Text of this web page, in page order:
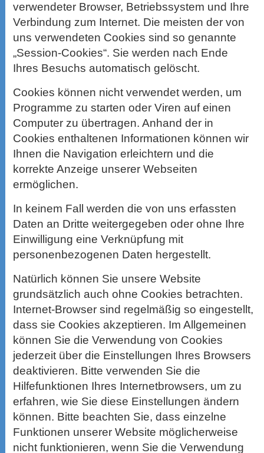
verwendeter Browser, Betriebssystem und Ihre
Verbindung zum Internet. Die meisten der von
uns verwendeten Cookies sind so genannte
„Session-Cookies“. Sie werden nach Ende
Ihres Besuchs automatisch gelöscht.
Cookies können nicht verwendet werden, um
Programme zu starten oder Viren auf einen
Computer zu übertragen. Anhand der in
Cookies enthaltenen Informationen können wir
Ihnen die Navigation erleichtern und die
korrekte Anzeige unserer Webseiten
ermöglichen.
In keinem Fall werden die von uns erfassten
Daten an Dritte weitergegeben oder ohne Ihre
Einwilligung eine Verknüpfung mit
personenbezogenen Daten hergestellt.
Natürlich können Sie unsere Website
grundsätzlich auch ohne Cookies betrachten.
Internet-Browser sind regelmäßig so eingestellt,
dass sie Cookies akzeptieren. Im Allgemeinen
können Sie die Verwendung von Cookies
jederzeit über die Einstellungen Ihres Browsers
deaktivieren. Bitte verwenden Sie die
Hilfefunktionen Ihres Internetbrowsers, um zu
erfahren, wie Sie diese Einstellungen ändern
können. Bitte beachten Sie, dass einzelne
Funktionen unserer Website möglicherweise
nicht funktionieren, wenn Sie die Verwendung